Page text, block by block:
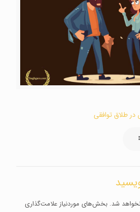
طلاق توافقی
شد. بخش‌های موردنیاز علامت‌گذاری